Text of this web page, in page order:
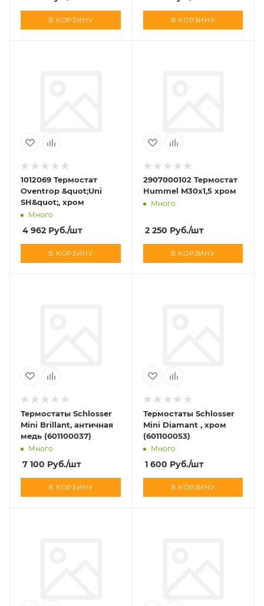
В КОРЗИНУ В КОРЗИНУ
1012069 Термостат
Oventrop &quot;Uni
SH&quot;, хром
Много
4 962 Руб./шт
В КОРЗИНУ
2907000102 Термостат
Hummel M30x1,5 хром
Много
2 250 Руб./шт
В КОРЗИНУ
Термостаты Schlosser
Mini Brillant, античная
медь (601100037)
Много
7 100 Руб./шт
В КОРЗИНУ
Термостаты Schlosser
Mini Diamant , хром
(601100053)
Много
1 600 Руб./шт
В КОРЗИНУ